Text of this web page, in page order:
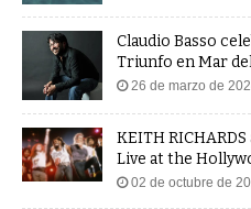
Claudio Basso
Triunfo en Mar
26 de marzo de
KEITH
Live at the
02 de octubre de